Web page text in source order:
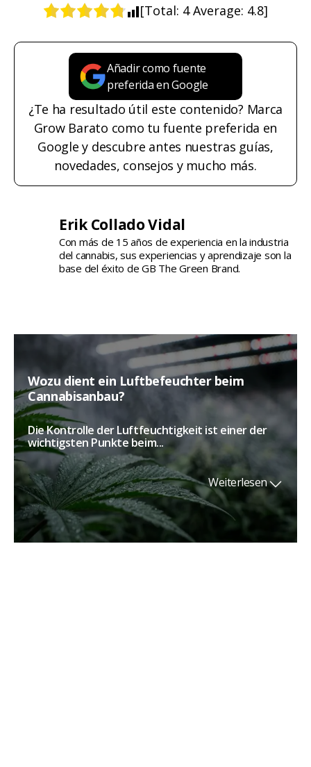
[Total: 4Average: 4.8]
Añadir como fuente
preferida en Google
¿Te ha resultado útil este contenido? Marca
Grow Barato como tu fuente preferida en
Google y descubre antes nuestras guías,
novedades, consejos y mucho más.
Erik Collado Vidal
Con más de 15 años de experiencia en la industria
del cannabis, sus experiencias y aprendizaje son la
base del éxito de GB The Green Brand.
Wozu dient ein Luftbefeuchter beim
Cannabisanbau?
Die Kontrolle der Luftfeuchtigkeit ist einer der
wichtigsten Punkte beim...
Weiterlesen